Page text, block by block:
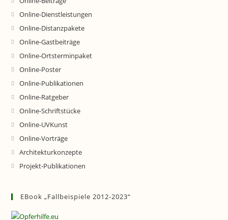
Online-Dienstleistungen
Online-Distanzpakete
Online-Gastbeiträge
Online-Ortsterminpaket
Online-Poster
Online-Publikationen
Online-Ratgeber
Online-Schriftstücke
Online-UVKunst
Online-Vorträge
Architekturkonzepte
Projekt-Publikationen
EBook „Fallbeispiele 2012-2023“